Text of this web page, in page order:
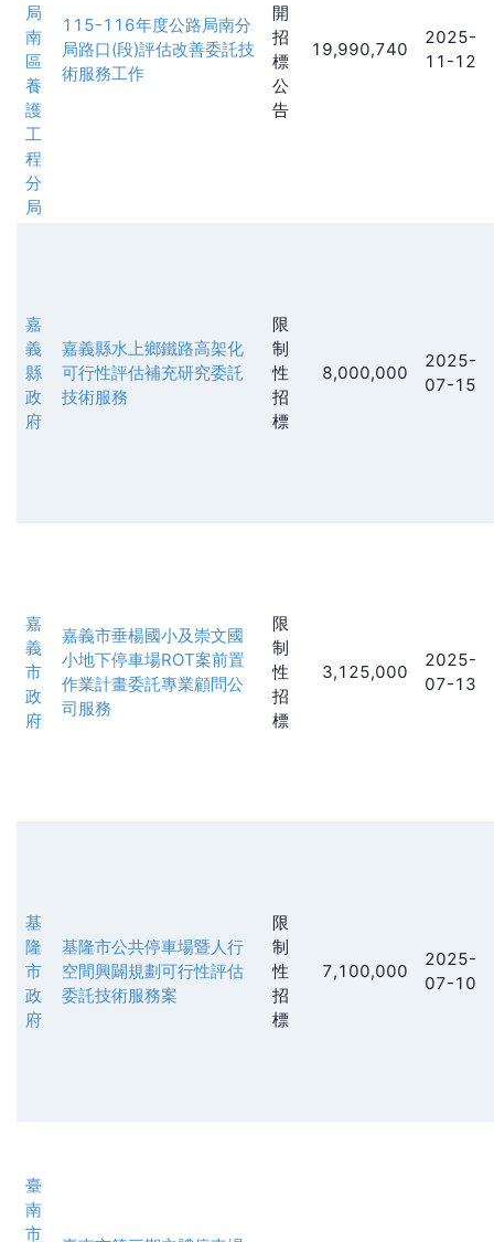
局
南
區
養
護
工
程
分
局
115-116年度公路局南分
局路口(段)評估改善委託技
術服務工作
開
招
標
公
告
19,990,740
2025-
11-12
嘉
義
縣
政
府
嘉義縣水上鄉鐵路高架化
可行性評估補充研究委託
技術服務
限
制
性
招
標
8,000,000
2025-
07-15
嘉
義
市
政
府
嘉義市垂楊國小及崇文國
小地下停車場ROT案前置
作業計畫委託專業顧問公
司服務
限
制
性
招
標
3,125,000
2025-
07-13
基
隆
市
政
府
基隆市公共停車場暨人行
空間興闢規劃可行性評估
委託技術服務案
限
制
性
招
標
7,100,000
2025-
07-10
臺
南
市